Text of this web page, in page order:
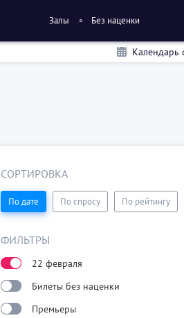
Залы Без наценки
Календарь
СОРТИРОВКА
По дате По спросу По рейтингу
ФИЛЬТРЫ
22 февраля
Билеты без наценки
Премьеры